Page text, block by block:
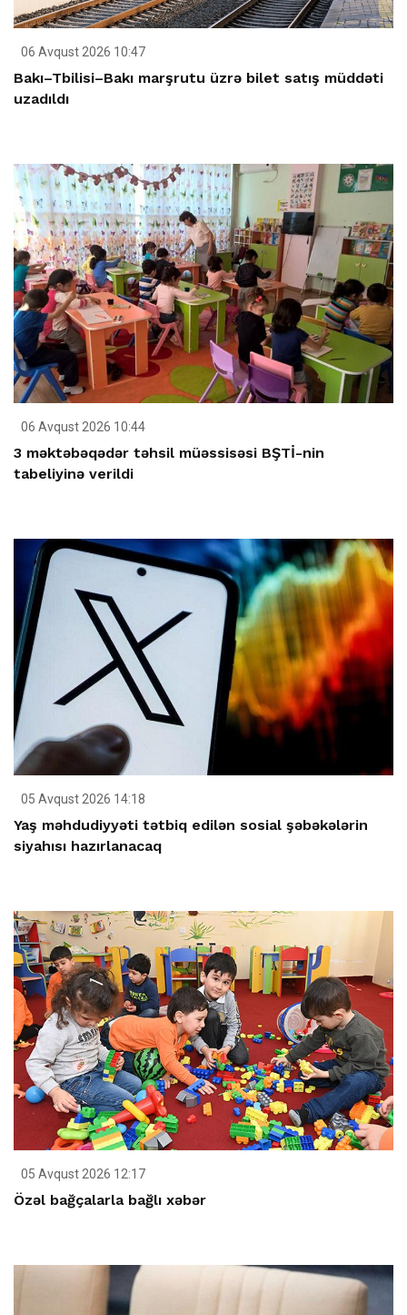
06 Avqust 2026 10:47
Bakı–Tbilisi–Bakı marşrutu üzrə bilet satış müddəti
uzadıldı
06 Avqust 2026 10:44
3 məktəbəqədər təhsil müəssisəsi BŞTİ-nin
tabeliyinə verildi
05 Avqust 2026 14:18
Yaş məhdudiyyəti tətbiq edilən sosial şəbəkələrin
siyahısı hazırlanacaq
05 Avqust 2026 12:17
Özəl bağçalarla bağlı xəbər